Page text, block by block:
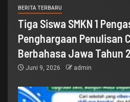
BERITA TERBARU
Tiga Siswa SMKN 1
Penghargaan Penulisan
Berbahasa Jawa Tahun
Juni 9, 2026 admin